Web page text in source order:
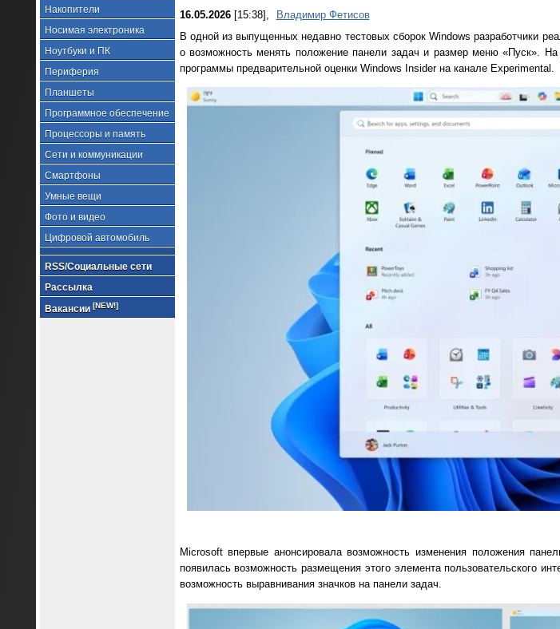
Накопители
Носимая электроника
Ноутбуки и ПК
Периферия
Планшеты
Программное обеспечение
Процессоры и память
Сети и коммуникации
Смартфоны
Умные вещи
Фото и видео
Цифровой автомобиль
RSS/Социальные сети
Рассылка
Вакансии [NEW!]
16.05.2026[15:38],
Владимир Фетисов
В одной из выпущенных недавно тестовых сборок Windows разработчики
о возможность менять положение панели задач и размер меню «Пуск».
программы предварительной оценки Windows Insider на канале Experimental.
Microsoft впервые анонсировала возможность изменения положения
появилась возможность размещения этого элемента пользовательского
возможность выравнивания значков на панели задач.